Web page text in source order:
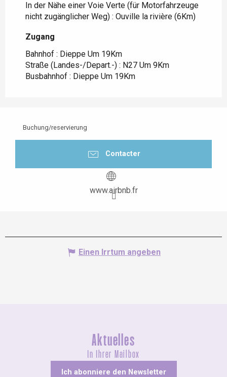
In der Nähe einer Voie Verte (für Motorfahrzeuge
nicht zugänglicher Weg) : Ouville la rivière (6Km)
Zugang
Zugang
Bahnhof : Dieppe Um 19Km
Straße (Landes-/Depart.-) : N27 Um 9Km
Busbahnhof : Dieppe Um 19Km
Buchung/reservierung
Contacter
www.airbnb.fr
Einen Irrtum angeben
Aktuelles
In Ihrer Mailbox
Ich abonniere den Newsletter